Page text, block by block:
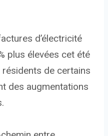
d’électricité
plus élevées cet été
résidents de certains
des augmentations